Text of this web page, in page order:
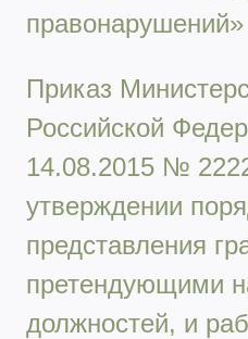
правонарушений»
Приказ
Российской
14.08.2015 №
утверждении
представления
претендующими
должностей, и